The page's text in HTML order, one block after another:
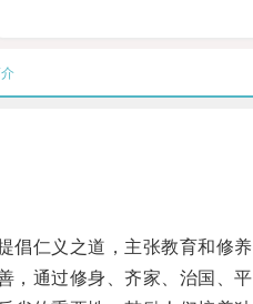
仁义之道，主张教育和修养
通过修身、齐家、治国、平